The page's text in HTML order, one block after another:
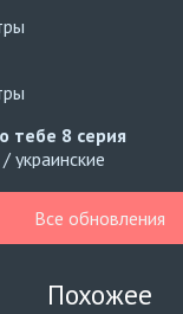
тебе 8 серия
украинские
/ украинские
Все обновления
Похожее